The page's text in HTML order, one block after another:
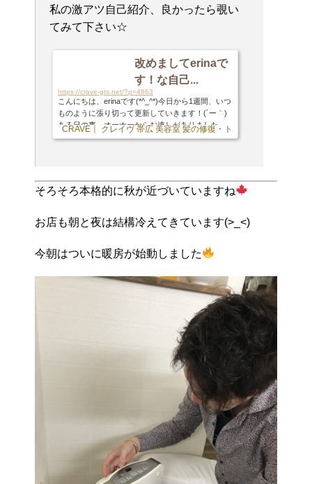
私の激アツ自己紹介、良かったら覗い
てみて下さい☆
改めましてerinaで
す！な自己...
https://crave-gts.net/?p=4863
こんにちは、erinaです(*^_^*)今日から1週間、いつ
ものように張り切って更新していきます！(´ー｀)
ある日の事、オーナーからお達しがありました。
オーナー 「プライベートな事とか書いてるけど、
させて頂こうと思います(*^_^*)【名前】erinaで
す！【血液型】O型。。。によく間違われますがB
味】ドライブ・ダンス・甥っ子&姪っ子&愛犬に...
CRAVE｜ クレイヴ 帯広 美容室 髪の修復・トリートメント専門店
そろそろ本格的に秋が近づいていますね
お店も朝と夜は結構冷えてきています(>_<)
今朝はついに暖房が始動しました